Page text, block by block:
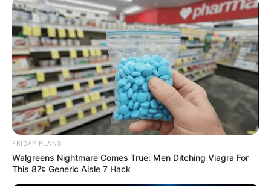
FRIDAY PLANS
Walgreens Nightmare Comes True: Men Ditching Viagra For
This 87¢ Generic Aisle 7 Hack